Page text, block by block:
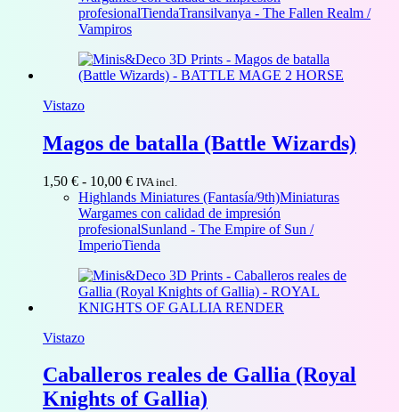
desde
34,00 €
profesionalTiendaTransilvanya - The Fallen Realm /
Vampiros
Vistazo
Magos de batalla (Battle Wizards)
1,50 € - 10,00 €Rango
de
precios:
desde
1,50 €
10,00 €
IVA incl.
Highlands Miniatures (Fantasía/9th)Miniaturas
Wargames con calidad de impresión
profesionalSunland - The Empire of Sun /
ImperioTienda
Vistazo
Caballeros reales de Gallia (Royal
Knights of Gallia)